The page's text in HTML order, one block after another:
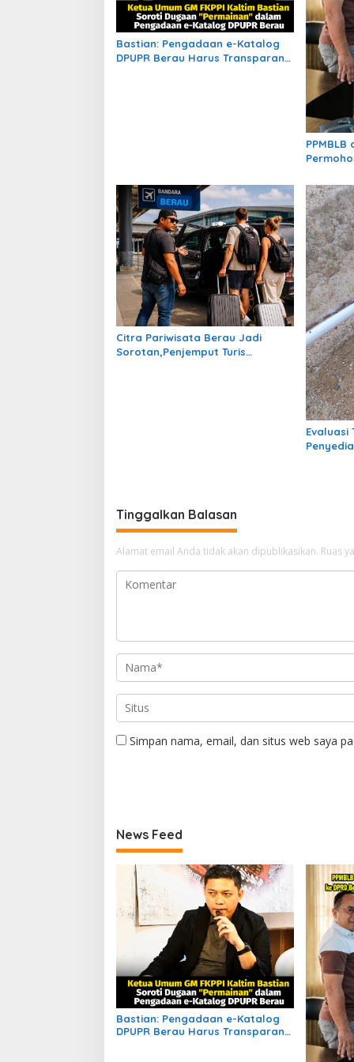
Bastian: Pengadaan e-Katalog
DPUPR Berau Harus Transparan,
PPMBLB
Transisi
Citra Pariwisata Berau Jadi
Sorotan,Penjemput Turis
Evaluasi
Tinggalkan Balasan
Alamat email Anda tidak akan dipublikasikan. Ruas
Simpan nama, email, dan situs web saya
News Feed
Bastian: Pengadaan e-Katalog
DPUPR Berau Harus Transparan,